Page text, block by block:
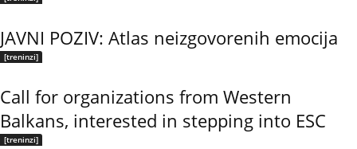
JAVNI POZIV: Atlas neizgovorenih emocija
[treninzi]
Call for organizations from Western
Balkans, interested in stepping into ESC
[treninzi]